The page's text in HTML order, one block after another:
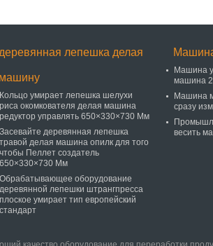
лепешка делая
Кольцо умирает лепешка шелухи
риса окомкователя делая машина
редуктор управлять 650×330×730 Мм
Засевайте деревянная лепешка
травой делая машина опилк для того
чтобы Пеллет создатель
650×330×730 Мм
Обрабатывающее оборудование
деревянной лепешки штрангпресса
плоское умирает тип европейский
стандарт
Машина
машина 2
Машина
сразу
весить